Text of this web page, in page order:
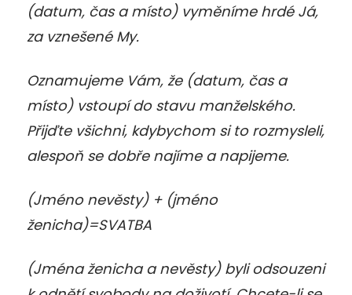
(datum, čas a místo) vyměníme hrdé Já,
za vznešené My.
Oznamujeme Vám, že (datum, čas a
místo) vstoupí do stavu manželského.
Přijďte všichni, kdybychom si to rozmysleli,
alespoň se dobře najíme a napijeme.
(Jméno nevěsty) + (jméno
ženicha)=SVATBA
(Jména ženicha a nevěsty) byli odsouzeni